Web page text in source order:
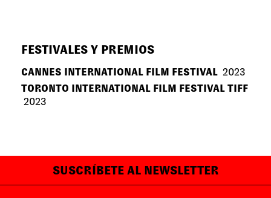
FESTIVALES Y PREMIOS
CANNES INTERNATIONAL FILM FESTIVAL 2023
TORONTO INTERNATIONAL FILM FESTIVAL TIFF
2023
SUSCRÍBETE AL NEWSLETTER